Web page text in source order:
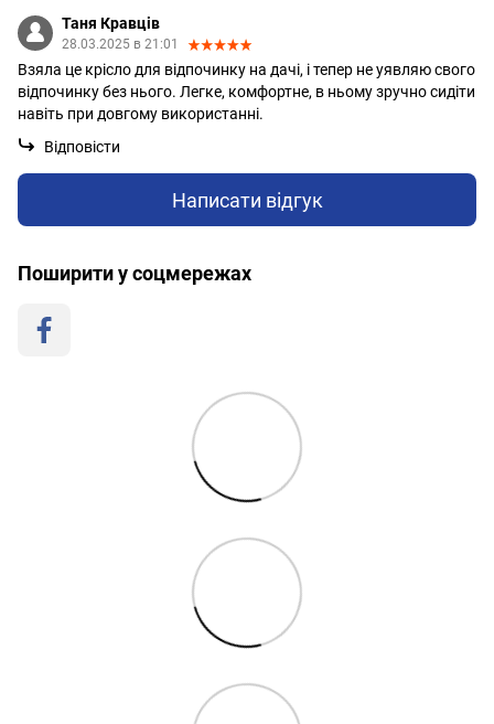
Таня Кравців
28.03.2025 в 21:01
Взяла це крісло для відпочинку на дачі, і тепер не уявляю свого
відпочинку без нього. Легке, комфортне, в ньому зручно сидіти
навіть при довгому використанні.
Відповісти
Написати відгук
Поширити у соцмережах